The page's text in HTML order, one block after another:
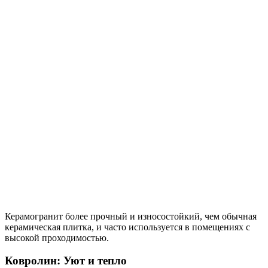
Керамогранит более прочный и износостойкий, чем обычная
керамическая плитка, и часто используется в помещениях с
высокой проходимостью.
Ковролин: Уют и тепло